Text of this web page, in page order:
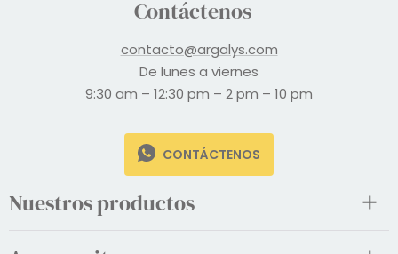
Contáctenos
contacto@argalys.com
De lunes a viernes
9:30 am – 12:30 pm – 2 pm – 10 pm
Nuestros productos